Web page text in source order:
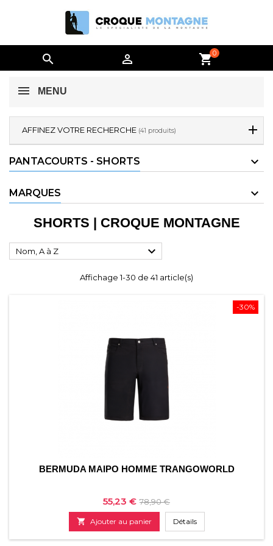
  shopping_cart0
MENU
AFFINEZ VOTRE RECHERCHE (41 produits)
PANTACOURTS - SHORTS
MARQUES
SHORTS | CROQUE MONTAGNE
Nom, A à Z 
Affichage 1-30 de 41 article(s)
-30%
BERMUDA MAIPO HOMME TRANGOWORLD
Prix
55,23 € Prix
de
base
78,90 €
 Ajouter au panier Détails